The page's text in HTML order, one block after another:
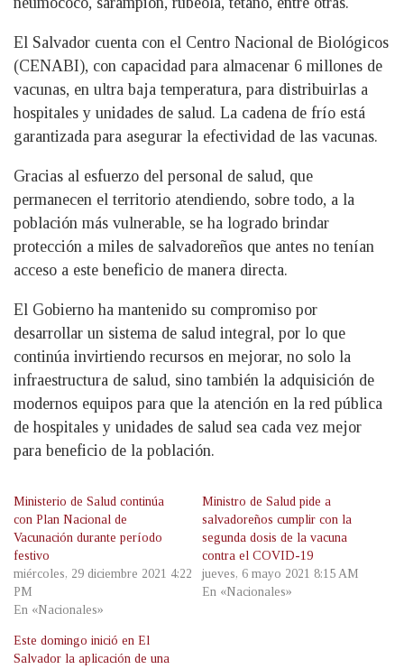
El Salvador cuenta con el Centro Nacional de Biológicos
(CENABI), con capacidad para almacenar 6 millones de
vacunas, en ultra baja temperatura, para distribuirlas a
hospitales y unidades de salud. La cadena de frío está
garantizada para asegurar la efectividad de las vacunas.
Gracias al esfuerzo del personal de salud, que
permanecen el territorio atendiendo, sobre todo, a la
población más vulnerable, se ha logrado brindar
protección a miles de salvadoreños que antes no tenían
acceso a este beneficio de manera directa.
El Gobierno ha mantenido su compromiso por
desarrollar un sistema de salud integral, por lo que
continúa invirtiendo recursos en mejorar, no solo la
infraestructura de salud, sino también la adquisición de
modernos equipos para que la atención en la red pública
de hospitales y unidades de salud sea cada vez mejor
para beneficio de la población.
Ministerio de Salud continúa
con Plan Nacional de
Vacunación durante período
festivo
miércoles, 29 diciembre 2021 4:22
PM
En «Nacionales»
Ministro de Salud pide a
salvadoreños cumplir con la
segunda dosis de la vacuna
contra el COVID-19
jueves, 6 mayo 2021 8:15 AM
En «Nacionales»
Este domingo inició en El
Salvador la aplicación de una